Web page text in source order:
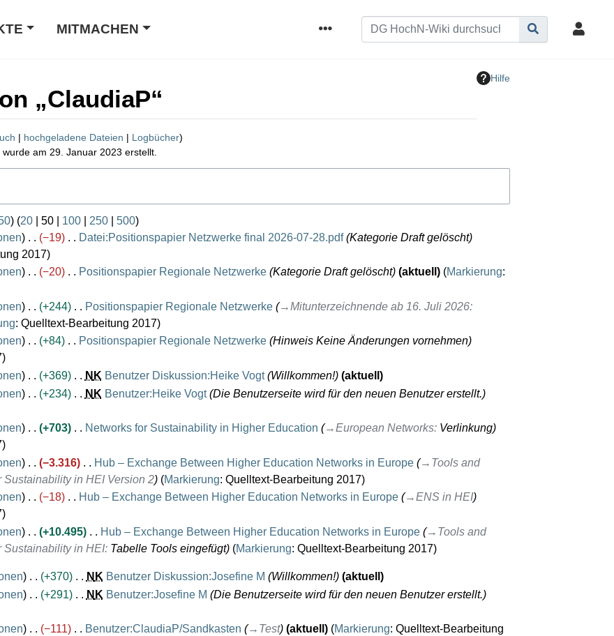
MITMACHEN
Hilfe
„ClaudiaP“
hochgeladene Dateien
Logbücher
am 29. Januar 2023 erstellt.
) (20 50 100 250 500)
−19 Datei:Positionspapier Netzwerke final 2026-07-28.pdf Kategorie Draft gelöscht
2017
−20 Positionspapier Regionale Netzwerke Kategorie Draft gelöscht aktuell Markierung:
+244 Positionspapier Regionale Netzwerke →Mitunterzeichnende ab 16. Juli 2026:
: Quelltext-Bearbeitung 2017
+84 Positionspapier Regionale Netzwerke Hinweis Keine Änderungen vornehmen
+369 N K Benutzer Diskussion:Heike Vogt Willkommen!
aktuell
+234 N K Benutzer:Heike Vogt Die Benutzerseite wird für den neuen Benutzer erstellt.
+703 Networks for Sustainability in Higher Education →European Networks: Verlinkung
−3.316 Hub – Exchange Between Higher Education Networks in Europe → Tools and
in HEI Version 2
Markierung: Quelltext-Bearbeitung 2017
−18 Hub – Exchange Between Higher Education Networks in Europe →ENS in HEI
+10.495 Hub – Exchange Between Higher Education Networks in Europe → Tools and
Sustainability in HEI: Tabelle Tools eingefügt Markierung: Quelltext-Bearbeitung 2017
+370 N K Benutzer Diskussion:Josefine M Willkommen!
aktuell
+291 N K Benutzer:Josefine M
Die Benutzerseite wird für den neuen Benutzer erstellt.
−111 Benutzer:ClaudiaP/Sandkasten → Test aktuell Markierung: Quelltext-Bearbeitung